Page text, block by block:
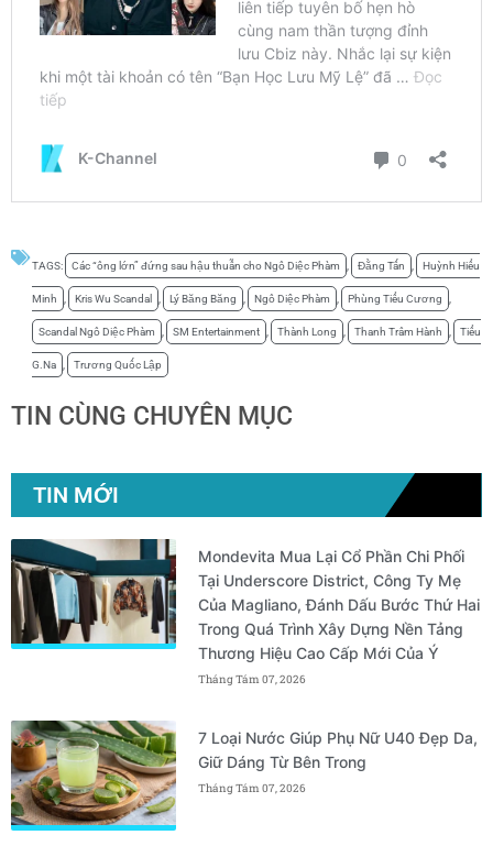
TAGS: Các “ông lớn” đứng sau hậu thuẫn cho Ngô Diệc Phàm Đằng Tấn Huỳnh Hiểu
Minh Kris Wu Scandal Lý Băng Băng Ngô Diệc Phàm Phùng Tiểu Cương
Scandal Ngô Diệc Phàm SM Entertainment Thành Long Thanh Trâm Hành Tiểu
G.Na Trương Quốc Lập
TIN CÙNG CHUYÊN MỤC
TIN MỚI
Mondevita Mua Lại Cổ Phần Chi Phối
Tại Underscore District, Công Ty Mẹ
Của Magliano, Đánh Dấu Bước Thứ Hai
Trong Quá Trình Xây Dựng Nền Tảng
Thương Hiệu Cao Cấp Mới Của Ý
Tháng Tám 07, 2026
7 Loại Nước Giúp Phụ Nữ U40 Đẹp Da,
Giữ Dáng Từ Bên Trong
Tháng Tám 07, 2026